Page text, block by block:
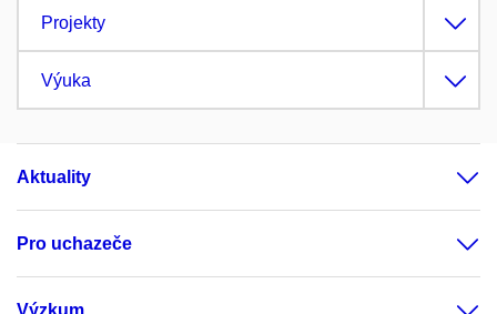
Projekty
Výuka
Aktuality
Pro uchazeče
Výzkum